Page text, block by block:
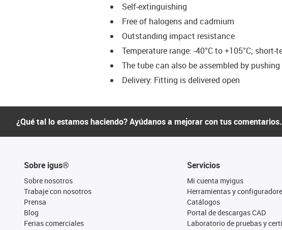
Self-extinguishing
Free of halogens and cadmium
Outstanding impact resistance
Temperature range: -40°C to +105°C; short-
The tube can also be assembled by
Delivery: Fitting is delivered open
¿Qué tal lo estamos haciendo? Ayúdanos a mejorar con tus comentarios.
Sobre igus®
Sobre nosotros
Trabaje con nosotros
Prensa
Blog
Ferias comerciales
Servicios
Mi cuenta myigus
Herramientas y
Catálogos
Portal de descargas CAD
Laboratorio de pruebas y